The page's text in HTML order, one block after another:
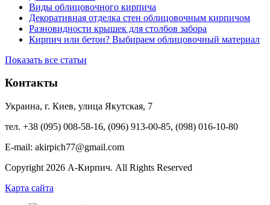
Виды облицовочного кирпича
Декоративная отделка стен облицовочным кирпичом
Разновидности крышек для столбов забора
Кирпич или бетон? Выбираем облицовочный материал
Показать все статьи
Контакты
Украина, г. Киев, улица Якутская, 7
тел. +38 (095) 008-58-16, (096) 913-00-85, (098) 016-10-80
E-mail: akirpich77@gmail.com
Copyright 2026 А-Кирпич. All Rights Reserved
Карта сайта